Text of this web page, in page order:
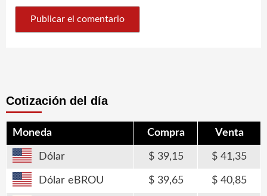
Cotización del día
Moneda Compra Venta
Dólar 39,15 41,35
Dólar eBROU 39,65 40,85